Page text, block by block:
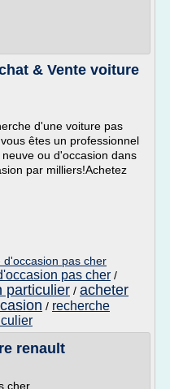
& Vente voiture
d'une voiture pas
êtes un professionnel
ou d'occasion dans
par milliers!Achetez
d'occasion pas cher
pas cher /
particulier / acheter
/ recherche
renault
cher